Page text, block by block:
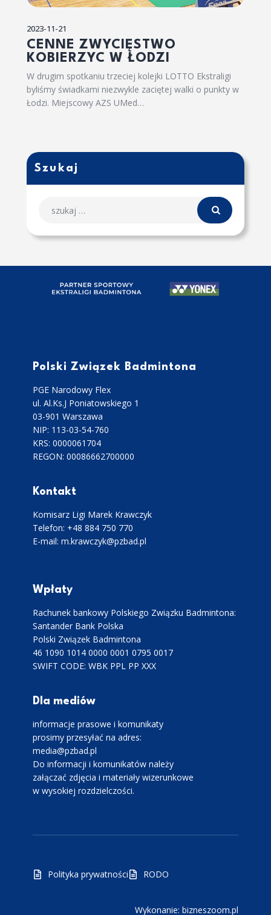
2023-11-21
CENNE ZWYCIĘSTWO
KOBIERZYC W ŁODZI
W drugim spotkaniu trzeciej kolejki LOTTO Ekstraligi
byliśmy świadkami niezwykle zaciętej walki o punkty w
Łodzi. Miejscowy AZS UMed…
Szukaj
Polski Związek Badmintona
PGE Narodowy Flex
ul. Al.Ks.J Poniatowskiego 1
03-901 Warszawa
NIP: 113-03-54-760
KRS: 0000061704
REGON: 00086662700000
Kontakt
Komisarz Ligi Marek Krawczyk
Telefon: +48 884 750 770
E-mail: m.krawczyk@pzbad.pl
Wpłaty
Rachunek bankowy Polskiego Związku Badmintona:
Santander Bank Polska
Polski Związek Badmintona
46 1090 1014 0000 0001 0795 0017
SWIFT CODE: WBK PPL PP XXX
Dla mediów
informacje prasowe i komunikaty
prosimy przesyłać na adres:
media@pzbad.pl
Do informacji i komunikatów należy
załączać zdjęcia i materiały wizerunkowe
w wysokiej rozdzielczości.
Polityka prywatności RODO
Wykonanie: bizneszoom.pl